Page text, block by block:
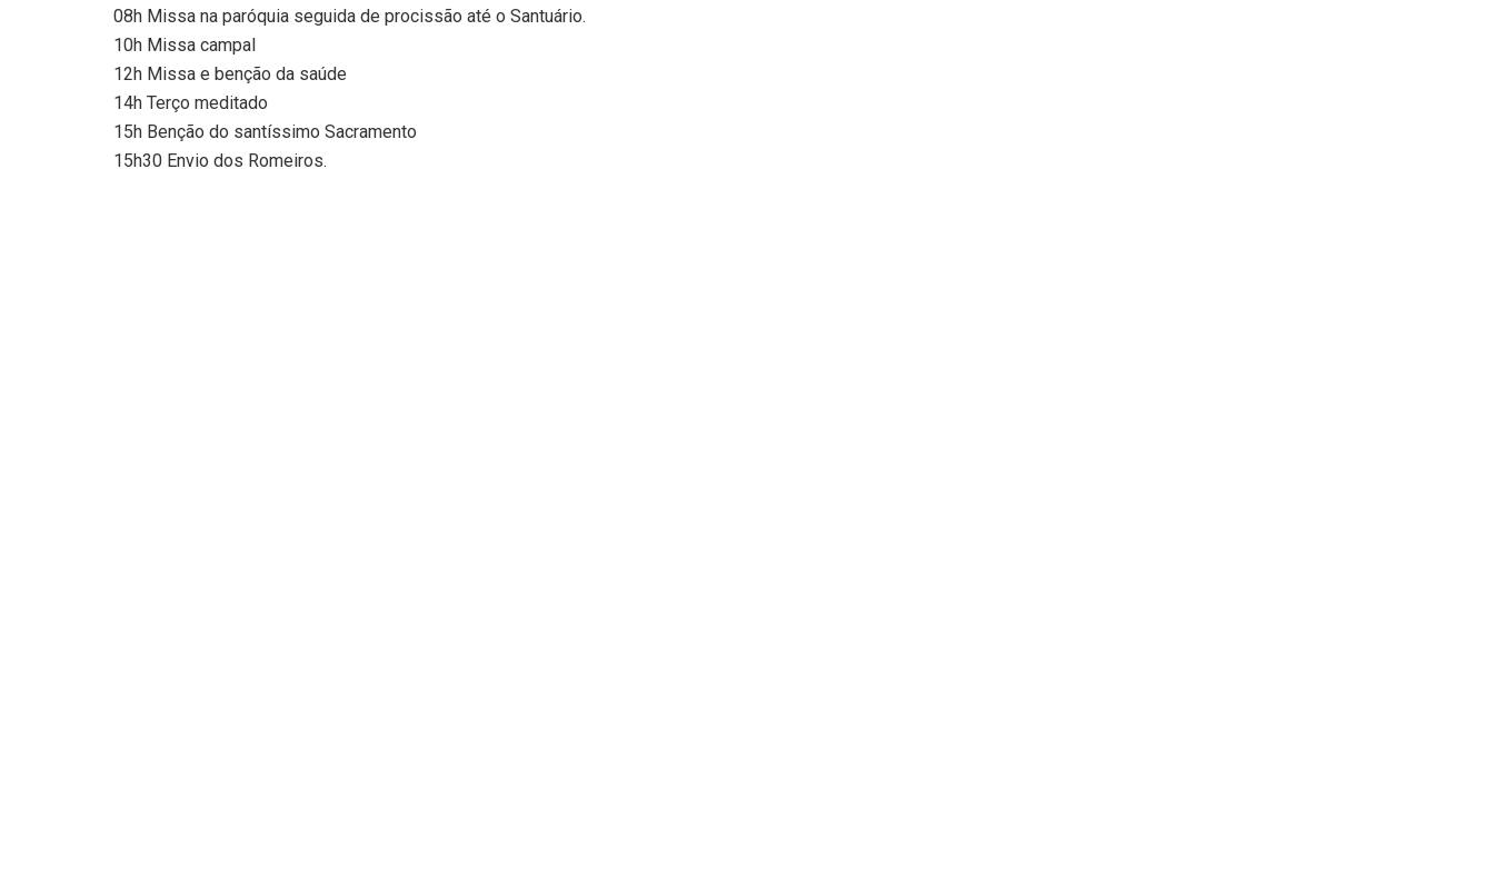
08h Missa na paróquia seguida de procissão até o Santuário.
10h Missa campal
12h Missa e benção da saúde
14h Terço meditado
15h Benção do santíssimo Sacramento
15h30 Envio dos Romeiros.